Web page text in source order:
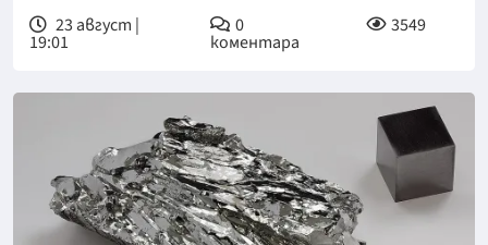
23 август |
19:01
0
коментара
3549